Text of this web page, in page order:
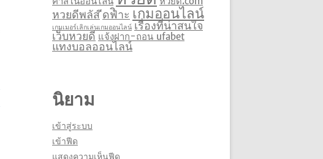
หวยดีพลัส ีดฟิำะ เกมออนไลน์
เกมเมอร์เลิกเล่นเกมออนไลน์ เรื่องที่น่าสนใจ
เว็บหวยดี แจ้งฝาก-ถอน ufabet
แทงบอลออนไลน์
นิยาม
เข้าสู่ระบบ
เข้าฟีด
แสดงความเห็นฟีด